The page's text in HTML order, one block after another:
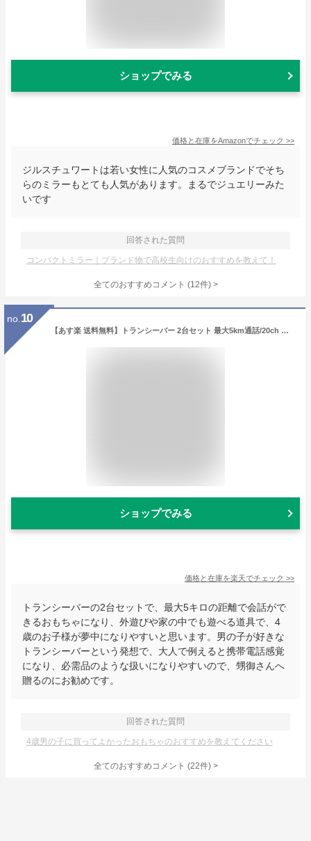
ショップでみる
価格と在庫をAmazonでチェック >>
ジルスチュワートは若い女性に人気のコスメブランドでそち
らのミラーもとても人気があります。まるでジュエリーみた
いです
回答された質問
コンパクトミラー｜ブランド物で高校生向けのおすすめを教えて！
全てのおすすめコメント (12件) >
no. 10
【あす楽 送料無料】トランシーバー 2台セット 最大5km通話/20ch アウトドア お年玉 ハンディトランシーバー プレゼント 玩具 おもちゃ 小学生 男の子 女の子 3歳 4歳 5歳 クリスマス クリスマスプレゼント
ショップでみる
価格と在庫を楽天でチェック >>
トランシーバーの2台セットで、最大5キロの距離で会話がで
きるおもちゃになり、外遊びや家の中でも遊べる道具で、4
歳のお子様が夢中になりやすいと思います。男の子が好きな
トランシーバーという発想で、大人で例えると携帯電話感覚
になり、必需品のような扱いになりやすいので、甥御さんへ
贈るのにお勧めです。
回答された質問
4歳男の子に買ってよかったおもちゃのおすすめを教えてください
全てのおすすめコメント (22件) >